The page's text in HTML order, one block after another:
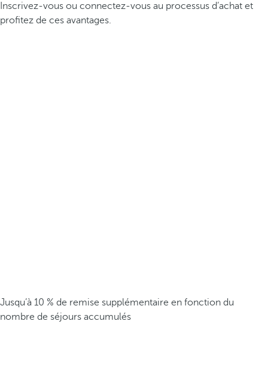
Inscrivez-vous ou connectez-vous au processus d’achat et
profitez de ces avantages.
Jusqu’à 10 % de remise supplémentaire en fonction du
nombre de séjours accumulés